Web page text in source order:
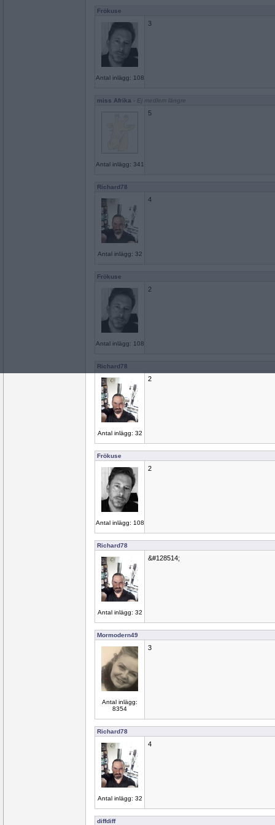
Frökuse
Antal inlägg: 108
3
miss Afrika - Ej medlem längre
Antal inlägg: 341
5
Richard78
Antal inlägg: 32
4
Frökuse
Antal inlägg: 108
2
Richard78
Antal inlägg: 32
2
Frökuse
Antal inlägg: 108
2
Richard78
Antal inlägg: 32
&#128514;
Mormodern49
Antal inlägg:
8354
3
Richard78
Antal inlägg: 32
4
diffdiff